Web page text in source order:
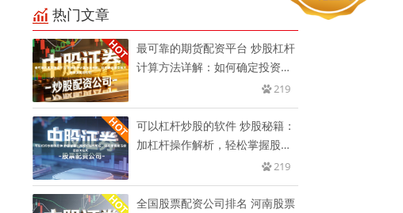
热门文章
最可靠的期货配资平台 炒股杠杆
计算方法详解：如何确定投资放
219
可以杠杆炒股的软件 炒股秘籍：
加杠杆操作解析，轻松掌握股市
219
全国股票配资公司排名 河南股票